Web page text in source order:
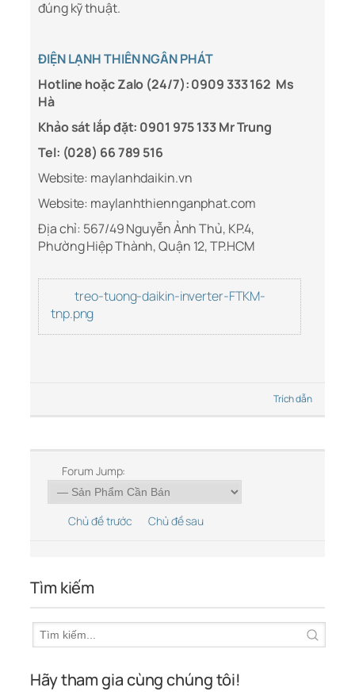
đúng kỹ thuật.
ĐIỆN LẠNH THIÊN NGÂN PHÁT
Hotline hoặc Zalo (24/7): 0909 333 162 Ms
Hà
Khảo sát lắp đặt: 0901 975 133 Mr Trung
Tel: (028) 66 789 516
Website: maylanhdaikin.vn
Website: maylanhthiennganphat.com
Địa chỉ: 567/49 Nguyễn Ảnh Thủ, KP.4,
Phường Hiệp Thành, Quận 12, TP.HCM
treo-tuong-daikin-inverter-FTKM-
tnp.png
Trích dẫn
Forum Jump:
Chủ đề trước Chủ đề sau
Tìm kiếm
Hãy tham gia cùng chúng tôi!